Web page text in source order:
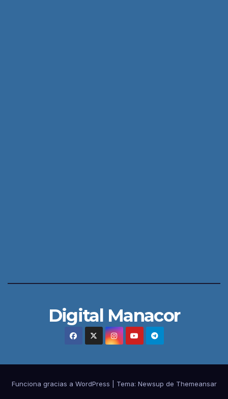
Digital Manacor
Funciona gracias a WordPress Tema: Newsup de Themeansar